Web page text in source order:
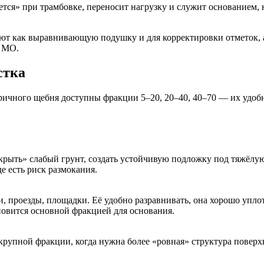
при трамбовке, переносит нагрузку и служит
как выравнивающую подушку и для корректировки
МО.
щебня доступны фракции 5–20, 20–40, 40–70 — их
слабый грунт, создать устойчивую подложку под
есть риск размокания.
площадки. Её удобно разравнивать, она хорошо
основной фракцией для основания.
фракции, когда нужна более «ровная» структура